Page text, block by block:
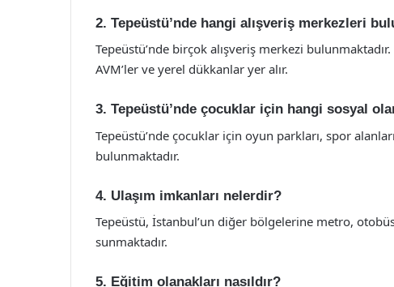
2. Tepeüstü’nde hangi alışveriş merkezleri
Tepeüstü’nde birçok alışveriş merkezi
AVM’ler ve yerel dükkanlar yer alır.
3. Tepeüstü’nde çocuklar için hangi sosyal
Tepeüstü’nde çocuklar için oyun parkları, spor
bulunmaktadır.
4. Ulaşım imkanları nelerdir?
Tepeüstü, İstanbul’un diğer bölgelerine metro,
sunmaktadır.
5. Eğitim olanakları nasıldır?